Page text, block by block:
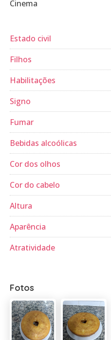
Cinema
Estado civil
Filhos
Habilitações
Signo
Fumar
Bebidas alcoólicas
Cor dos olhos
Cor do cabelo
Altura
Aparência
Atratividade
Fotos